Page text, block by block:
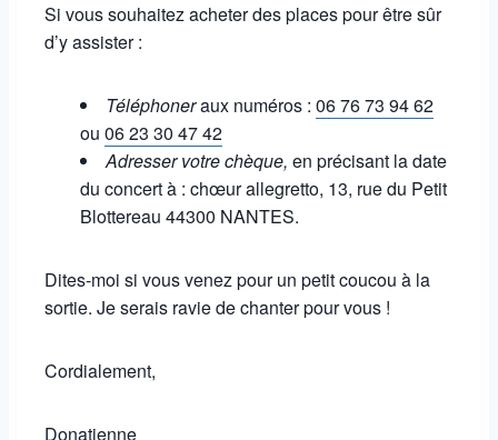
Si vous souhaitez acheter des places pour être sûr
d’y assister :
Téléphoneraux numéros : 06 76 73 94 62
ou 06 23 30 47 42
Adresser votre chèque, en précisant la date
du concert à : chœur allegretto, 13, rue du Petit
Blottereau 44300 NANTES.
Dites-moi si vous venez pour un petit coucou à la
sortie. Je serais ravie de chanter pour vous !
Cordialement,
Donatienne